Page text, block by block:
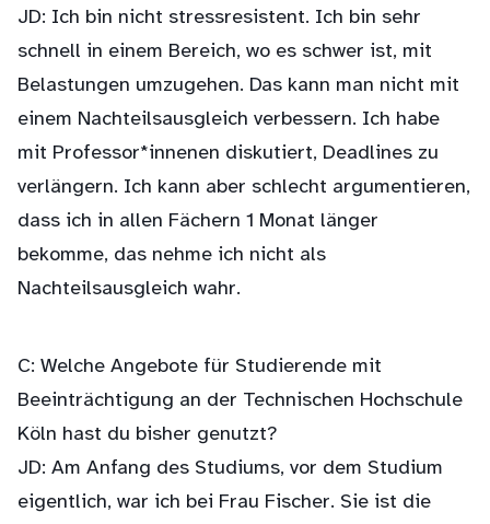
JD: Ich bin nicht stressresistent. Ich bin sehr
schnell in einem Bereich, wo es schwer ist, mit
Belastungen umzugehen. Das kann man nicht mit
einem Nachteilsausgleich verbessern. Ich habe
mit Professor*innenen diskutiert, Deadlines zu
verlängern. Ich kann aber schlecht argumentieren,
dass ich in allen Fächern 1 Monat länger
bekomme, das nehme ich nicht als
Nachteilsausgleich wahr.
C: Welche Angebote für Studierende mit
Beeinträchtigung an der Technischen Hochschule
Köln hast du bisher genutzt?
JD: Am Anfang des Studiums, vor dem Studium
eigentlich, war ich bei Frau Fischer. Sie ist die